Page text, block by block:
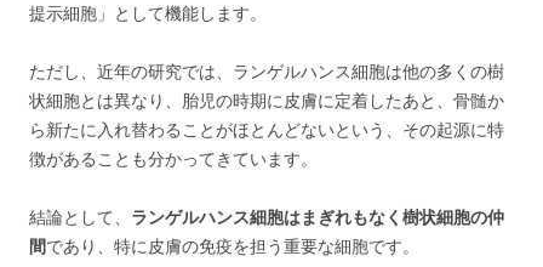
提示細胞」として機能します。
ただし、近年の研究では、ランゲルハンス細胞は他の多くの樹
状細胞とは異なり、胎児の時期に皮膚に定着したあと、骨髄か
ら新たに入れ替わることがほとんどないという、その起源に特
徴があることも分かってきています。
結論として、 ランゲルハンス細胞はまぎれもなく樹状細胞の仲
間であり、特に皮膚の免疫を担う重要な細胞です。